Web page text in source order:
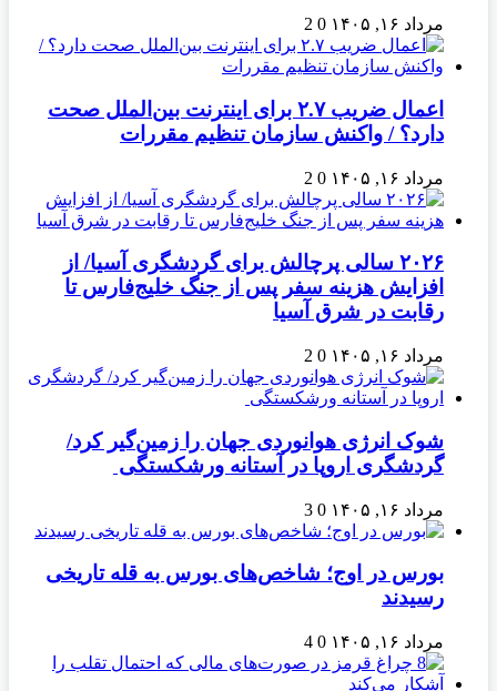
مرداد ۱۶, ۱۴۰۵ 0
2
اعمال ضریب ۲.۷ برای اینترنت بین‌الملل صحت
دارد؟ / واکنش سازمان تنظیم مقررات
مرداد ۱۶, ۱۴۰۵ 0
2
۲۰۲۶ سالی پرچالش برای گردشگری آسیا/ از
افزایش هزینه سفر پس از جنگ خلیج‌فارس تا
رقابت در شرق آسیا
مرداد ۱۶, ۱۴۰۵ 0
2
شوک انرژی هوانوردی جهان را زمین‌گیر کرد/
گردشگری اروپا در آستانه ورشکستگی
مرداد ۱۶, ۱۴۰۵ 0
3
بورس در اوج؛ شاخص‌های بورس به قله تاریخی
رسیدند
مرداد ۱۶, ۱۴۰۵ 0
4